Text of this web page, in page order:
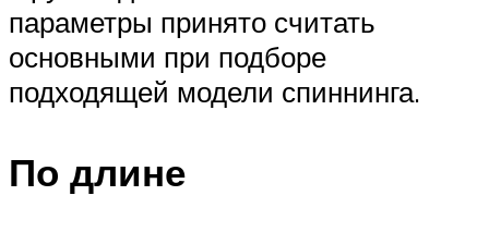
параметры принято считать
основными при подборе
подходящей модели спиннинга.
По длине